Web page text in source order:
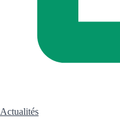
Actualités